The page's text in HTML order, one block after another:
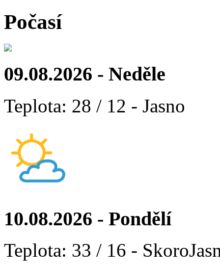
Počasí
09.08.2026 - Neděle
Teplota: 28 / 12 - Jasno
10.08.2026 - Pondělí
Teplota: 33 / 16 -